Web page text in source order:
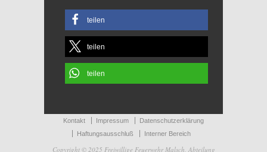
teilen
teilen
teilen
Kontakt Impressum
Datenschutzerklärung
Haftungsausschluß
Interner Bereich
Copyright © 2025 Freiwillige Feuerwehr Malsch, Abteilung